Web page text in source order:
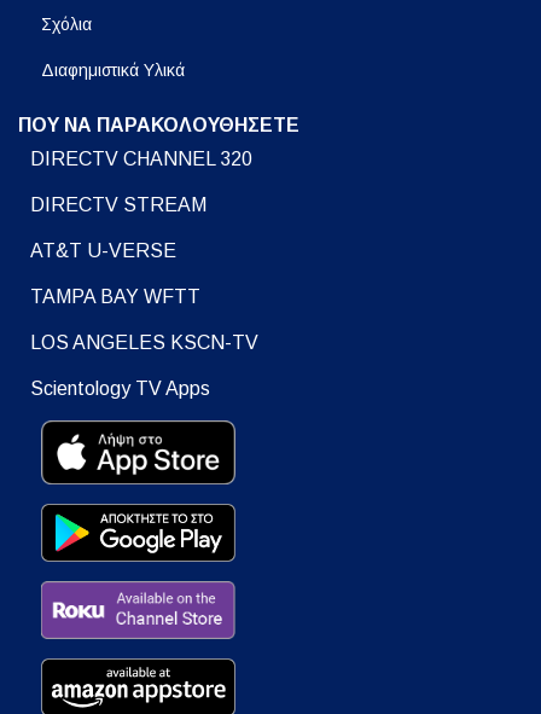
Σχόλια
Διαφημιστικά Υλικά
ΠΟΥ ΝΑ ΠΑΡΑΚΟΛΟΥΘΗΣΕΤΕ
DIRECTV CHANNEL 320
DIRECTV STREAM
AT&T U-VERSE
TAMPA BAY WFTT
LOS ANGELES KSCN-TV
Scientology TV Apps